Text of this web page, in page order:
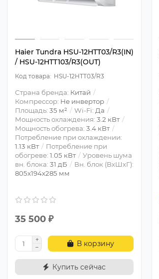
Haier Tundra HSU-12HTT03/R3(IN)
/ HSU-12HTT103/R3(OUT)
HSU-12HTT03/R3
Страна бренда: Китай
Компрессор: Не инвертор
Площадь: 35 м² Wi-Fi: Да
Мощность охлаждения: 3.2 кВт
Мощность обогрева: 3.4 кВт
Потребление при охлаждении:
1.13 кВт
Потребление при
обогреве: 1.05 кВт
Уровень шума
вн. блока: 31 дБ
Вн. блок (ВхШхГ):
805x194x285 мм
35 500 ₽
В корзину
Купить сейчас